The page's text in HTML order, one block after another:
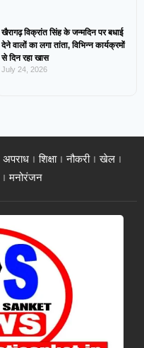
खैरागढ़ विक्रांत सिंह के जन्मदिन पर बधाई
देने वालों का लगा तांता, विभिन्न कार्यक्रमों
से दिन रहा खास
July 24, 2026
अपराध शिक्षा नौकरी
खेल
मनोरंजन